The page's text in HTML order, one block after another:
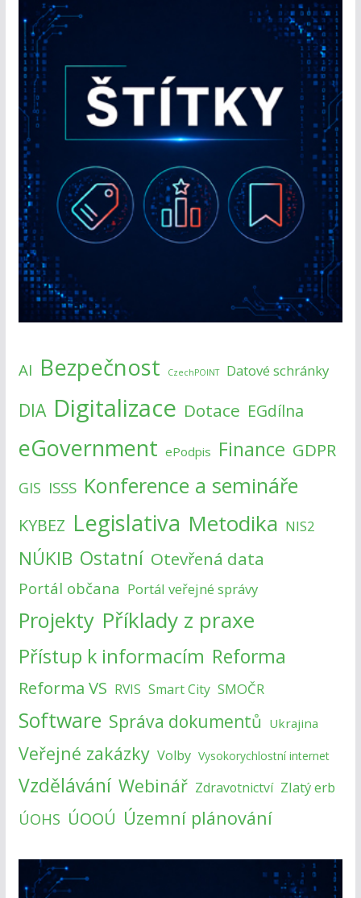
AI Bezpečnost CzechPOINT Datové schránky
DIA Digitalizace Dotace EGdílna
eGovernment ePodpis Finance GDPR
GIS ISSS Konference a semináře
KYBEZ Legislativa Metodika NIS2
NÚKIB Ostatní Otevřená data
Portál občana Portál veřejné správy
Projekty Příklady z praxe
Přístup k informacím Reforma
Reforma VS RVIS Smart City SMOČR
Software Správa dokumentů Ukrajina
Veřejné zakázky Volby Vysokorychlostní internet
Vzdělávání Webinář Zdravotnictví Zlatý erb
ÚOHS ÚOOÚ Územní plánování